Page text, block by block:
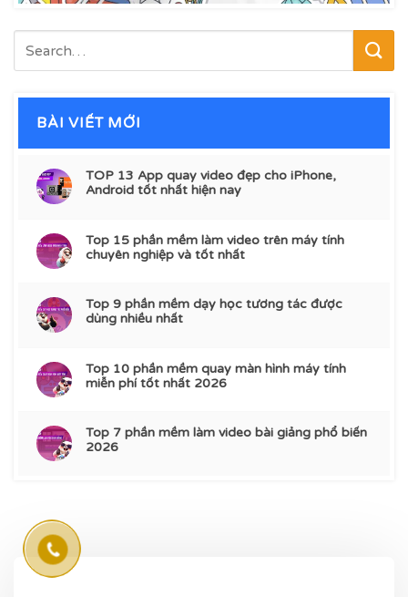
BÀI VIẾT MỚI
TOP 13 App quay video đẹp cho iPhone,
Android tốt nhất hiện nay
Top 15 phần mềm làm video trên máy tính
chuyên nghiệp và tốt nhất
Top 9 phần mềm dạy học tương tác được
dùng nhiều nhất
Top 10 phần mềm quay màn hình máy tính
miễn phí tốt nhất 2026
Top 7 phần mềm làm video bài giảng phổ biến
2026